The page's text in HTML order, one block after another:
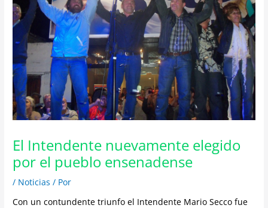
El Intendente nuevamente elegido
por el pueblo ensenadense
/ Noticias / Por
Con un contundente triunfo el Intendente Mario Secco fue